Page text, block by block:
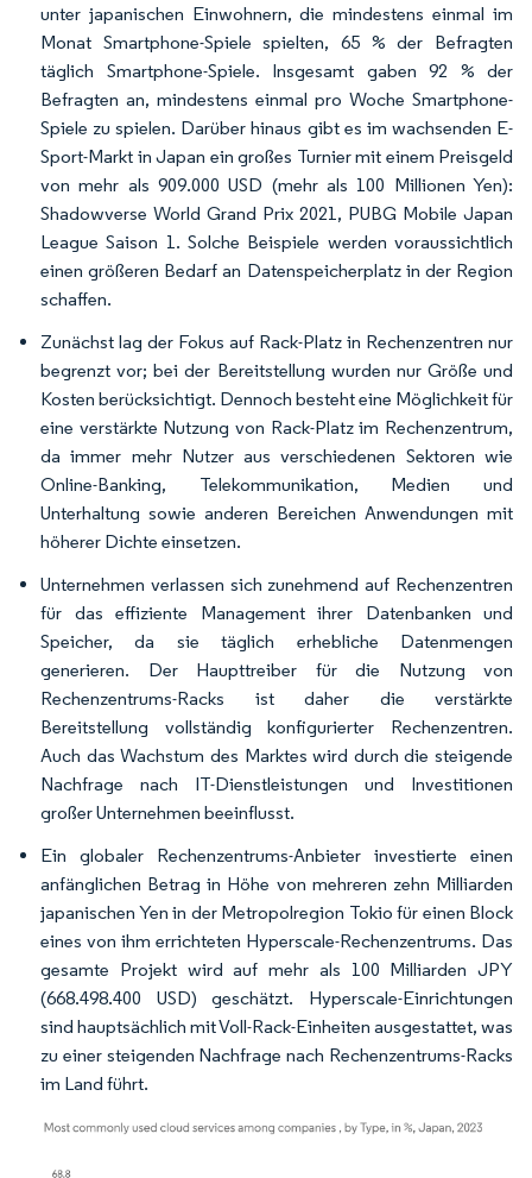
unter japanischen Einwohnern, die mindestens einmal im
Monat Smartphone-Spiele spielten, 65 % der Befragten
täglich Smartphone-Spiele. Insgesamt gaben 92 % der
Befragten an, mindestens einmal pro Woche Smartphone-
Spiele zu spielen. Darüber hinaus gibt es im wachsenden E-
Sport-Markt in Japan ein großes Turnier mit einem Preisgeld
von mehr als 909.000 USD (mehr als 100 Millionen Yen):
Shadowverse World Grand Prix 2021, PUBG Mobile Japan
League Saison 1. Solche Beispiele werden voraussichtlich
einen größeren Bedarf an Datenspeicherplatz in der Region
schaffen.
Zunächst lag der Fokus auf Rack-Platz in Rechenzentren nur
begrenzt vor; bei der Bereitstellung wurden nur Größe und
Kosten berücksichtigt. Dennoch besteht eine Möglichkeit für
eine verstärkte Nutzung von Rack-Platz im Rechenzentrum,
da immer mehr Nutzer aus verschiedenen Sektoren wie
Online-Banking, Telekommunikation, Medien und
Unterhaltung sowie anderen Bereichen Anwendungen mit
höherer Dichte einsetzen.
Unternehmen verlassen sich zunehmend auf Rechenzentren
für das effiziente Management ihrer Datenbanken und
Speicher, da sie täglich erhebliche Datenmengen
generieren. Der Haupttreiber für die Nutzung von
Rechenzentrums-Racks ist daher die verstärkte
Bereitstellung vollständig konfigurierter Rechenzentren.
Auch das Wachstum des Marktes wird durch die steigende
Nachfrage nach IT-Dienstleistungen und Investitionen
großer Unternehmen beeinflusst.
Ein globaler Rechenzentrums-Anbieter investierte einen
anfänglichen Betrag in Höhe von mehreren zehn Milliarden
japanischen Yen in der Metropolregion Tokio für einen Block
eines von ihm errichteten Hyperscale-Rechenzentrums. Das
gesamte Projekt wird auf mehr als 100 Milliarden JPY
(668.498.400 USD) geschätzt. Hyperscale-Einrichtungen
sind hauptsächlich mit Voll-Rack-Einheiten ausgestattet, was
zu einer steigenden Nachfrage nach Rechenzentrums-Racks
im Land führt.